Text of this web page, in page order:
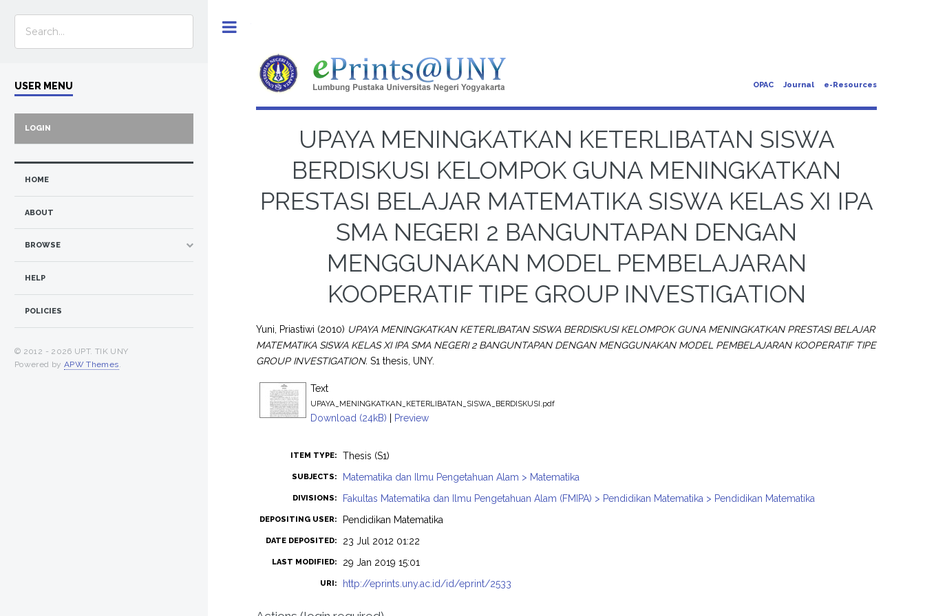
OPAC Journal e-Resources
UPAYA MENINGKATKAN KETERLIBATAN SISWA
BERDISKUSI KELOMPOK GUNA MENINGKATKAN
PRESTASI BELAJAR MATEMATIKA SISWA KELAS XI IPA
SMA NEGERI 2 BANGUNTAPAN DENGAN
MENGGUNAKAN MODEL PEMBELAJARAN
KOOPERATIF TIPE GROUP INVESTIGATION
Yuni, Priastiwi (2010) UPAYA MENINGKATKAN KETERLIBATAN SISWA BERDISKUSI KELOMPOK GUNA MENINGKATKAN PRESTASI BELAJAR
MATEMATIKA SISWA KELAS XI IPA SMA NEGERI 2 BANGUNTAPAN DENGAN MENGGUNAKAN MODEL PEMBELAJARAN KOOPERATIF TIPE
GROUP INVESTIGATION. S1 thesis, UNY.
Text
UPAYA_MENINGKATKAN_KETERLIBATAN_SISWA_BERDISKUSI.pdf
Download (24kB) | Preview
ITEM TYPE: Thesis (S1)
SUBJECTS: Matematika dan Ilmu Pengetahuan Alam > Matematika
DIVISIONS: Fakultas Matematika dan Ilmu Pengetahuan Alam (FMIPA) > Pendidikan Matematika > Pendidikan Matematika
DEPOSITING USER: Pendidikan Matematika
DATE DEPOSITED: 23 Jul 2012 01:22
LAST MODIFIED: 29 Jan 2019 15:01
URI: http://eprints.uny.ac.id/id/eprint/2533
USER MENU
LOGIN
HOME
ABOUT
BROWSE
HELP
POLICIES
© 2012 - 2026 UPT. TIK UNY
Powered by APW Themes